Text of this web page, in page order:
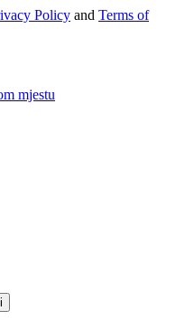
Policy and Terms of
mjestu